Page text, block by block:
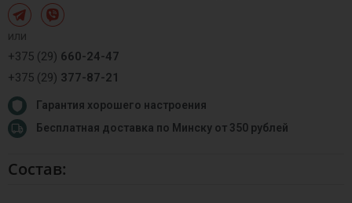
или
+375 (29) 660-24-47
+375 (29) 377-87-21
Гарантия хорошего настроения
Бесплатная доставка по Минску от 350 рублей
Состав: